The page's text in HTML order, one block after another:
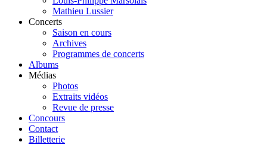
Mathieu Lussier
Concerts
Saison en cours
Archives
Programmes de concerts
Albums
Médias
Photos
Extraits vidéos
Revue de presse
Concours
Contact
Billetterie